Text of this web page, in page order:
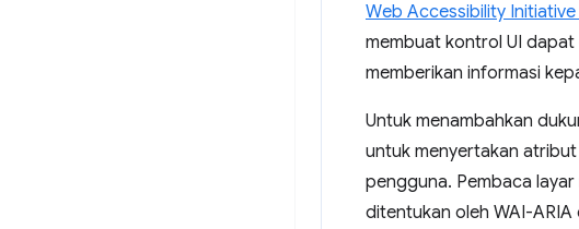
Web Accessibility
membuat kontrol UI
memberikan informasi
Untuk menambahkan
untuk menyertakan
pengguna. Pembaca
ditentukan oleh WAI-ARIA